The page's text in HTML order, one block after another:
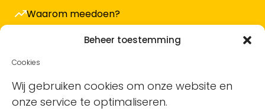
Beheer toestemming
Cookies
Wij gebruiken cookies om onze website en
onze service te optimaliseren.
Waarom meedoen?
Hoe werkt het en wat kost het?
Vacature plaatsen
Sollicitanten ontvangen
Blog